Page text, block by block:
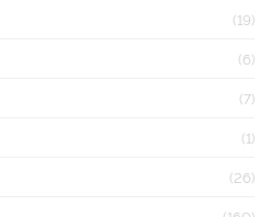
(19)
(6)
(7)
(1)
(26)